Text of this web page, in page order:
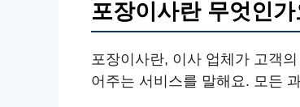
포장이사란 무엇인
포장이사란, 이사 업체가 고객
어주는 서비스를 말해요. 모든